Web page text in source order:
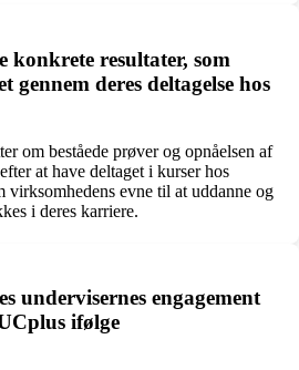
konkrete resultater, som
gennem deres deltagelse hos
om beståede prøver og opnåelsen af
at have deltaget i kurser hos
evne til at uddanne og
i deres karriere.
undervisernes engagement
ifølge